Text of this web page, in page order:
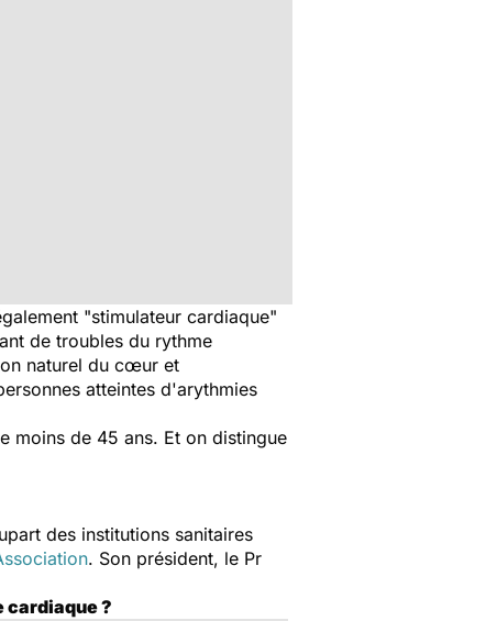
"stimulateur cardiaque"
de troubles du rythme
naturel du cœur et
atteintes d'arythmies
moins de 45 ans. Et on distingue
des institutions sanitaires
. Son président, le Pr
cardiaque ?